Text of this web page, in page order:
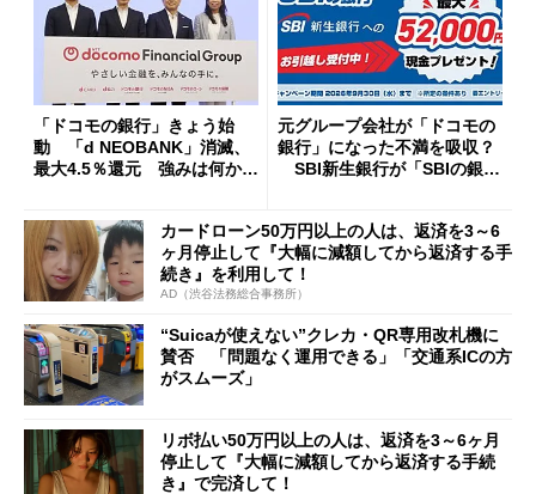
「ドコモの銀行」きょう始
動 「d NEOBANK」消滅、
最大4.5％還元 強みは何か解
元グループ会社が「ドコモの
銀行」になった不満を吸収？
SBI新生銀行が「SBIの銀
開催
カードローン50万円以上の人は、返済を3～6
ヶ月停止して『大幅に減額してから返済する手
続き』を利用して！
AD（渋谷法務総合事務所）
“Suicaが使えない”クレカ・QR専用改札機に
賛否 「問題なく運用できる」「交通系ICの方
がスムーズ」
リボ払い50万円以上の人は、返済を3～6ヶ月
停止して『大幅に減額してから返済する手続
き』で完済して！